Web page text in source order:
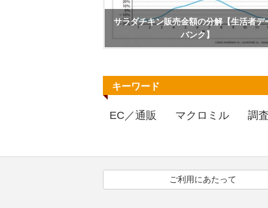
サラダチキン販売金額の分解【生活者デ
バンク】
キーワード
EC／通販 マクロミル 調
ご利用にあたって